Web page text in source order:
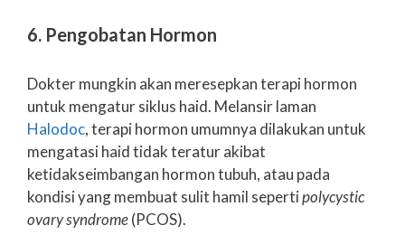
6. Pengobatan Hormon
Dokter mungkin akan meresepkan terapi hormon
untuk mengatur siklus haid. Melansir laman
Halodoc, terapi hormon umumnya dilakukan untuk
mengatasi haid tidak teratur akibat
ketidakseimbangan hormon tubuh, atau pada
kondisi yang membuat sulit hamil sepertipolycystic
ovary syndrome(PCOS).